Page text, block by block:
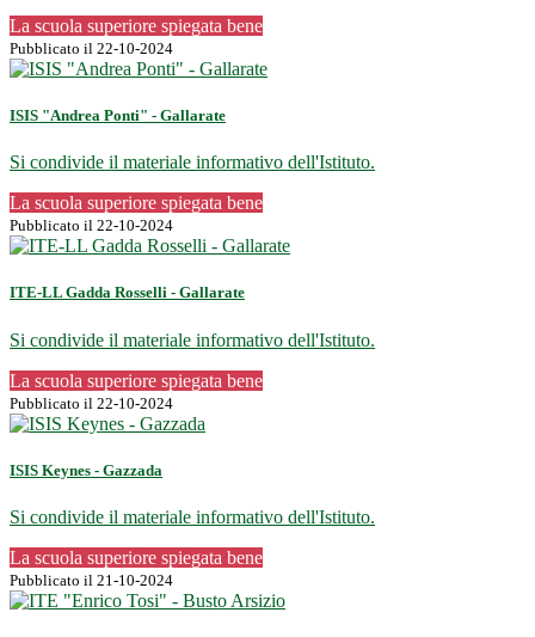
La scuola superiore spiegata bene
Pubblicato il 22-10-2024
ISIS "Andrea Ponti" - Gallarate
Si condivide il materiale informativo dell'Istituto.
La scuola superiore spiegata bene
Pubblicato il 22-10-2024
ITE-LL Gadda Rosselli - Gallarate
Si condivide il materiale informativo dell'Istituto.
La scuola superiore spiegata bene
Pubblicato il 22-10-2024
ISIS Keynes - Gazzada
Si condivide il materiale informativo dell'Istituto.
La scuola superiore spiegata bene
Pubblicato il 21-10-2024